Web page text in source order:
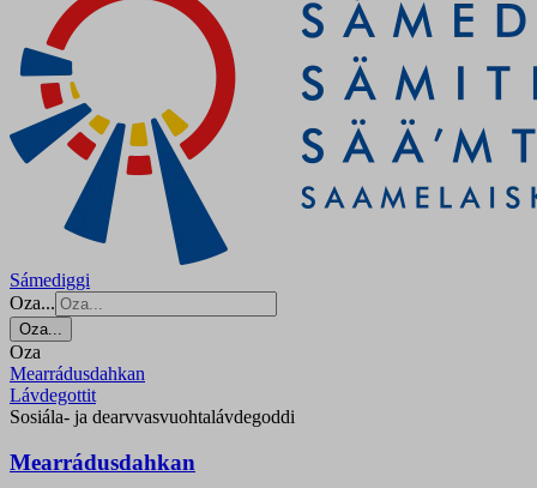
Sámediggi
Oza...
Oza...
Oza
Mearrádusdahkan
Lávdegottit
Sosiála- ja dearvvasvuohta­lávdegoddi
Mearrádusdahkan